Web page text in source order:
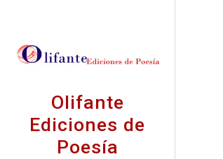
Olifante
Ediciones de
Poesía